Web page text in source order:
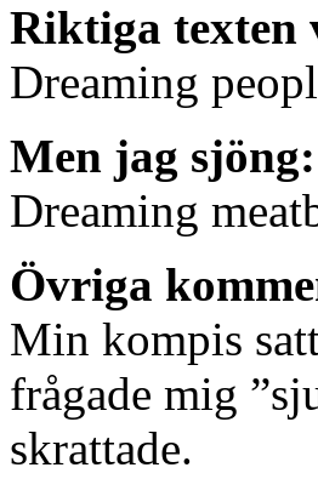
Riktiga texten
Dreaming
Men jag sjöng:
Dreaming
Övriga
Min kompis
frågade mig
skrattade.